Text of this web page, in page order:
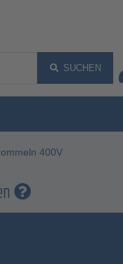
SUCHEN
400V